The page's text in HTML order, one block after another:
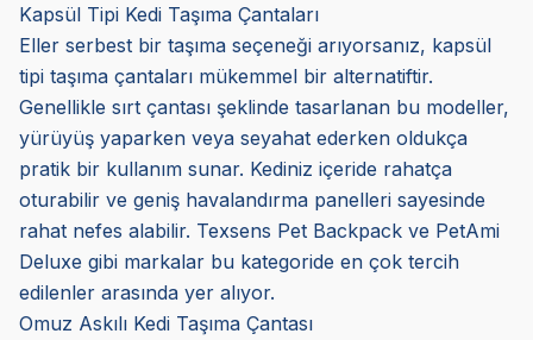
Kapsül Tipi Kedi Taşıma Çantaları
Eller serbest bir taşıma seçeneği arıyorsanız, kapsül
tipi taşıma çantaları mükemmel bir alternatiftir.
Genellikle sırt çantası şeklinde tasarlanan bu modeller,
yürüyüş yaparken veya seyahat ederken oldukça
pratik bir kullanım sunar. Kediniz içeride rahatça
oturabilir ve geniş havalandırma panelleri sayesinde
rahat nefes alabilir. Texsens Pet Backpack ve PetAmi
Deluxe gibi markalar bu kategoride en çok tercih
edilenler arasında yer alıyor.
Omuz Askılı Kedi Taşıma Çantası